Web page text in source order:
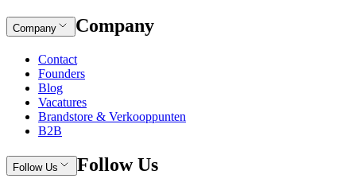
Company Company
Contact
Founders
Blog
Vacatures
Brandstore & Verkooppunten
B2B
Follow Us Follow Us